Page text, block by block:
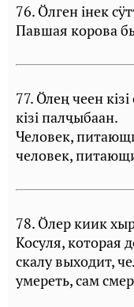
76. Öлген iнек
Павшая корова
77. Ӧлең чеен
кiзi палҷыбаан.
Человек,
человек,
78. Öлер киик
Косуля, которая
скалу выходит,
умереть, сам